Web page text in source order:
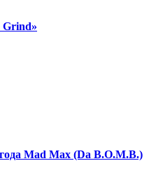
Grind»
Mad Max (Da B.O.M.B.)